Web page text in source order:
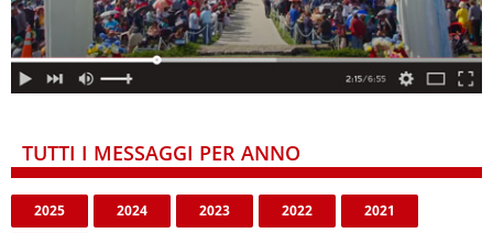
TUTTI I MESSAGGI PER ANNO
2025 2024 2023 2022 2021